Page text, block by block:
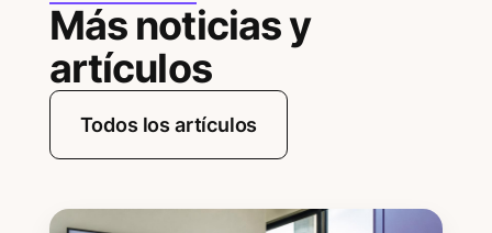
Más noticias y
artículos
Todos los artículos